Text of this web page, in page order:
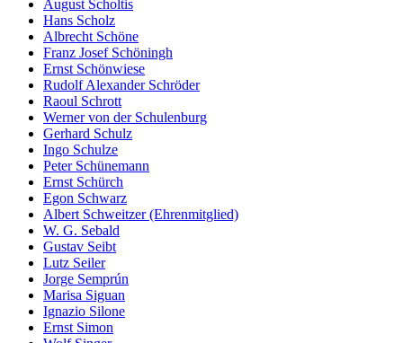
August Scholtis
Hans Scholz
Albrecht Schöne
Franz Josef Schöningh
Ernst Schönwiese
Rudolf Alexander Schröder
Raoul Schrott
Werner von der Schulenburg
Gerhard Schulz
Ingo Schulze
Peter Schünemann
Ernst Schürch
Egon Schwarz
Albert Schweitzer (Ehrenmitglied)
W. G. Sebald
Gustav Seibt
Lutz Seiler
Jorge Semprún
Marisa Siguan
Ignazio Silone
Ernst Simon